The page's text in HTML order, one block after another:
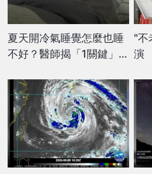
夏天開冷氣睡覺怎麼也睡
不好？醫師揭「1關鍵」是
"不
演